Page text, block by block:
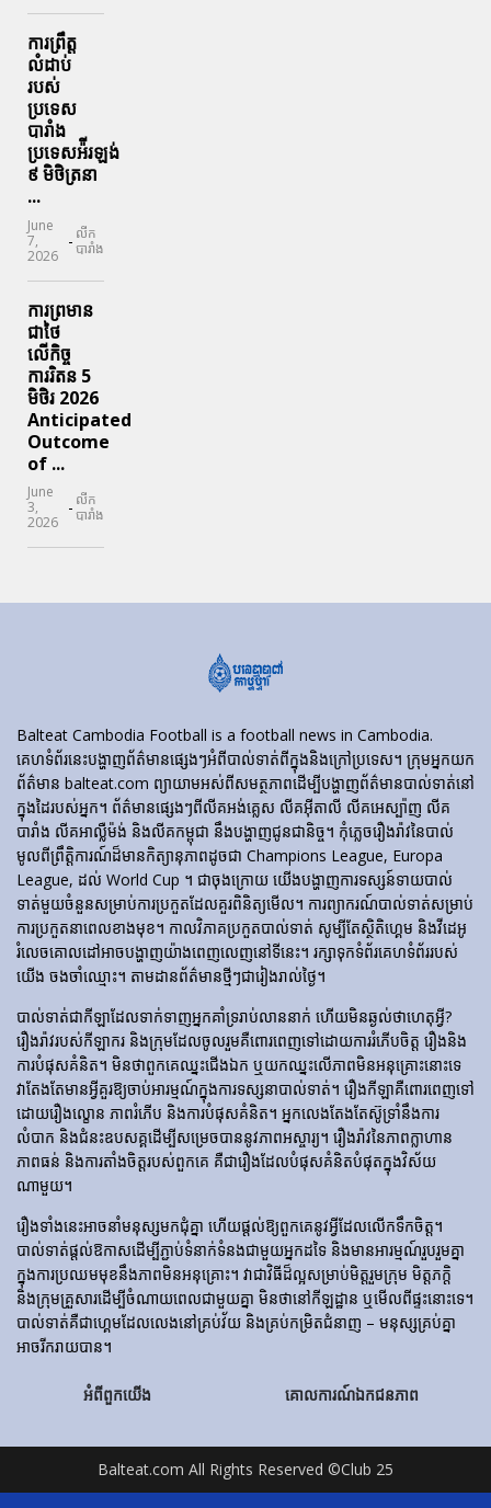
ការព្រឹត្ត
លំដាប់
របស់
ប្រទេស
បារាំង
ប្រទេសអ៉ីរឡង់
៩ មិថិត្រនា
...
June
7,
2026
- លីក
បារាំង
ការព្រមាន
ជាថៃ
លើកិច្ច
ការរិតន 5
មិថិរ 2026
Anticipated
Outcome
of ...
June
3,
2026
- លីក
បារាំង
Balteat Cambodia Football is a football news in Cambodia.
គេហទំព័រ​នេះ​បង្ហាញ​ព័ត៌មាន​ផ្សេងៗ​អំពី​បាល់ទាត់​ពី​ក្នុង​និង​ក្រៅ​ប្រទេស។ ក្រុមអ្នកយក
ព័ត៌មាន balteat.com ព្យាយាមអស់ពីសមត្ថភាពដើម្បីបង្ហាញព័ត៌មានបាល់ទាត់នៅ
ក្នុងដៃរបស់អ្នក។ ព័ត៌មានផ្សេងៗពីលីគអង់គ្លេស លីគអ៊ីតាលី លីគអេស្ប៉ាញ លីគ
បារាំង លីគអាល្លឺម៉ង់ និងលីគកម្ពុជា នឹងបង្ហាញជូនជានិច្ច។ កុំភ្លេចរឿងរ៉ាវនៃបាល់
មូលពីព្រឹត្តិការណ៍ដ៏មានកិត្យានុភាពដូចជា Champions League, Europa
League, ដល់ World Cup ។ ជាចុងក្រោយ យើងបង្ហាញការទស្សន៍ទាយបាល់
ទាត់មួយចំនួនសម្រាប់ការប្រកួតដែលគួរពិនិត្យមើល។ ការព្យាករណ៍បាល់ទាត់សម្រាប់
ការប្រកួតនាពេលខាងមុខ។ កាលវិភាគប្រកួតបាល់ទាត់ សូម្បីតែស្ថិតិហ្គេម និងវីដេអូ
រំលេចគោលដៅអាចបង្ហាញយ៉ាងពេញលេញនៅទីនេះ។ រក្សាទុកទំព័រគេហទំព័ររបស់
យើង ចងចាំឈ្មោះ។ តាមដានព័ត៌មានថ្មីៗជារៀងរាល់ថ្ងៃ។
បាល់ទាត់​ជា​កីឡា​ដែល​ទាក់​ទាញ​អ្នក​គាំទ្រ​រាប់​លាន​នាក់ ហើយ​មិន​ឆ្ងល់​ថា​ហេតុអ្វី?
រឿងរ៉ាវ​របស់​កីឡាករ និង​ក្រុម​ដែល​ចូលរួម​គឺ​ពោរពេញ​ទៅ​ដោយ​ការ​រំភើប​ចិត្ត រឿង​និង​
ការ​បំផុស​គំនិត។ មិនថាពួកគេឈ្នះជើងឯក ឬយកឈ្នះលើភាពមិនអនុគ្រោះនោះទេ
វាតែងតែមានអ្វីគួរឱ្យចាប់អារម្មណ៍ក្នុងការទស្សនាបាល់ទាត់។ រឿង​កីឡា​គឺ​ពោរពេញ​ទៅ​
ដោយ​រឿង​ល្ខោន ភាព​រំភើប និង​ការ​បំផុស​គំនិត។ អ្នកលេងតែងតែស៊ូទ្រាំនឹងការ
លំបាក និងជំនះឧបសគ្គដើម្បីសម្រេចបាននូវភាពអស្ចារ្យ។ រឿងរ៉ាវនៃភាពក្លាហាន
ភាពធន់ និងការតាំងចិត្តរបស់ពួកគេ គឺជារឿងដែលបំផុសគំនិតបំផុតក្នុងវិស័យ
ណាមួយ។
រឿងទាំងនេះអាចនាំមនុស្សមកជុំគ្នា ហើយផ្តល់ឱ្យពួកគេនូវអ្វីដែលលើកទឹកចិត្ត។
បាល់ទាត់ផ្តល់ឱកាសដើម្បីភ្ជាប់ទំនាក់ទំនងជាមួយអ្នកដទៃ និងមានអារម្មណ៍រួបរួមគ្នា
ក្នុងការប្រឈមមុខនឹងភាពមិនអនុគ្រោះ។ វាជាវិធីដ៏ល្អសម្រាប់មិត្តរួមក្រុម មិត្តភក្តិ
និងក្រុមគ្រួសារដើម្បីចំណាយពេលជាមួយគ្នា មិនថានៅកីឡដ្ឋាន ឬមើលពីផ្ទះនោះទេ។
បាល់ទាត់គឺជាហ្គេមដែលលេងនៅគ្រប់វ័យ និងគ្រប់កម្រិតជំនាញ – មនុស្សគ្រប់គ្នា
អាចរីករាយបាន។
អំពីពួកយើង គោលការណ៍ឯកជនភាព
Balteat.com All Rights Reserved ©Club 25